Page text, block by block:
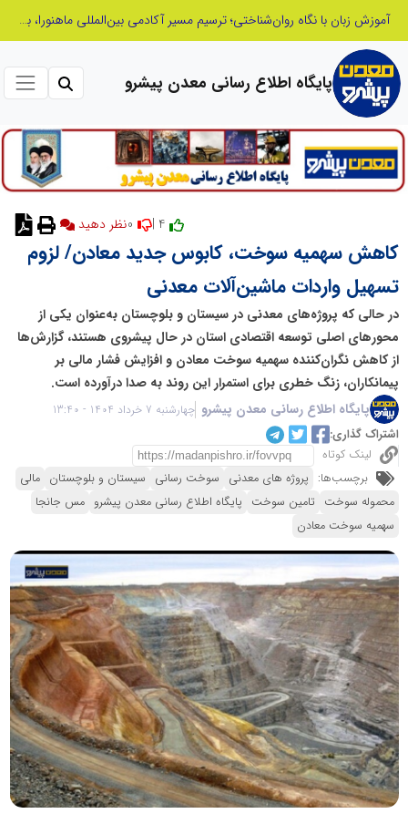
بازنگری در نظام اکتشاف معدنی ایران؛ «هدف اکتشافی» جایگزین «مرحله عملیاتی» می‌شود
پایگاه اطلاع رسانی معدن پیشرو
کاهش سهمیه سوخت، کابوس جدید معادن/ لزوم
تسهیل واردات ماشین‌آلات معدنی
در حالی که پروژه‌های معدنی در سیستان و بلوچستان به‌عنوان یکی از
محورهای اصلی توسعه اقتصادی استان در حال پیشروی هستند، گزارش‌ها
از کاهش نگران‌کننده سهمیه سوخت معادن و افزایش فشار مالی بر
پیمانکاران، زنگ خطری برای استمرار این روند به صدا درآورده است.
پایگاه اطلاع رسانی معدن پیشرو چهارشنبه 7 خرداد 1404 - 13:40
اشتراک گذاری:
لینک کوتاه
برچسب‌ها: پروژه های معدنی سوخت رسانی سیستان و بلوچستان مالی
محموله سوخت تامین سوخت پایگاه اطلاع رسانی معدن پیشرو مس جانجا
سهمیه سوخت معادن